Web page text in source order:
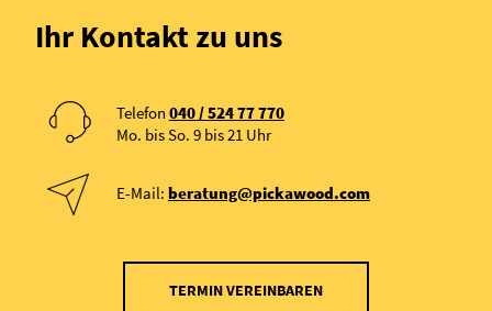
Ihr Kontakt zu uns
Telefon 040 / 524 77 770
Mo. bis So. 9 bis 21 Uhr
E-Mail: beratung@pickawood.com
TERMIN VEREINBAREN